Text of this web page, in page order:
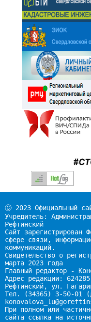
Ⓒ 2023 Официальный
Учредитель:
Рефтинский
Сайт зарегистрирован
сфере связи,
коммуникаций.
Свидетельство о
марта 2023 года
Главный редактор -
Адрес редакции:
Рефтинский, ул.
Тел. (34365) 3-50-01
При полном или
сайта ссылка на